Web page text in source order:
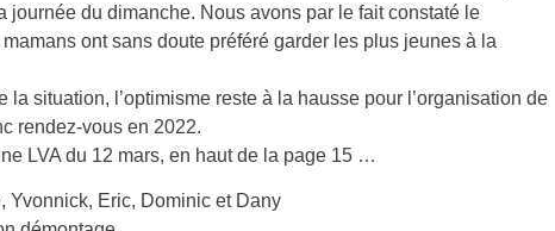
journée du dimanche. Nous avons par le fait constaté le
ont sans doute préféré garder les plus jeunes à la
la situation, l’optimisme reste à la hausse pour l’organisation de
rendez-vous en 2022.
LVA du 12 mars, en haut de la page 15 …
Yvonnick, Eric, Dominic et Dany